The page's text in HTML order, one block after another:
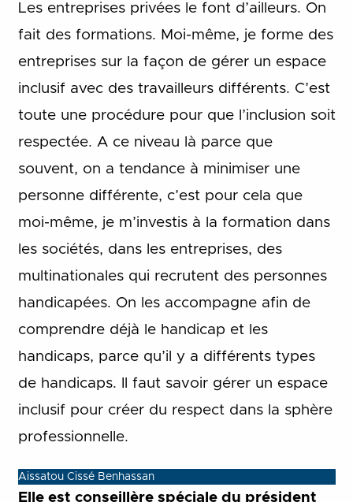
Les entreprises privées le font d’ailleurs. On
fait des formations. Moi-même, je forme des
entreprises sur la façon de gérer un espace
inclusif avec des travailleurs différents. C’est
toute une procédure pour que l’inclusion soit
respectée. A ce niveau là parce que
souvent, on a tendance à minimiser une
personne différente, c’est pour cela que
moi-même, je m’investis à la formation dans
les sociétés, dans les entreprises, des
multinationales qui recrutent des personnes
handicapées. On les accompagne afin de
comprendre déjà le handicap et les
handicaps, parce qu’il y a différents types
de handicaps. Il faut savoir gérer un espace
inclusif pour créer du respect dans la sphère
professionnelle.
Aissatou Cissé Benhassan
Elle est conseillère spéciale du président